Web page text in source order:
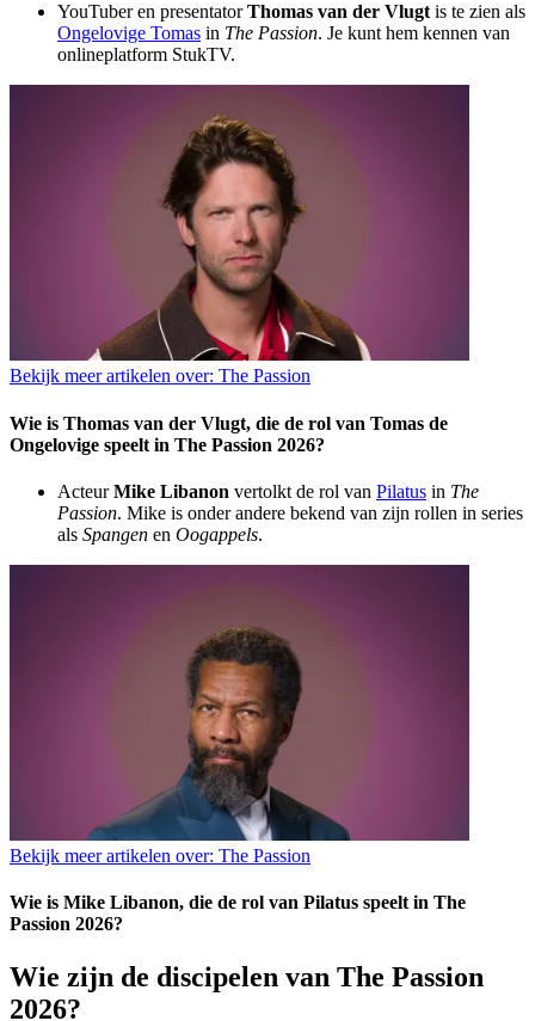
YouTuber en presentatorThomas van der Vlugtis te zien als
Ongelovige Tomas in The Passion. Je kunt hem kennen van
onlineplatform StukTV.
Bekijk meer artikelen over: The Passion
Wie is Thomas van der Vlugt, die de rol van Tomas de
Ongelovige speelt in The Passion 2026?
ActeurMike Libanon vertolkt de rol van Pilatus in The
Passion. Mike is onder andere bekend van zijn rollen in series
als Spangen en Oogappels.
Bekijk meer artikelen over: The Passion
Wie is Mike Libanon, die de rol van Pilatus speelt in The
Passion 2026?
Wie zijn de discipelen van The Passion
2026?